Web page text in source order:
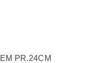
PR.24CM